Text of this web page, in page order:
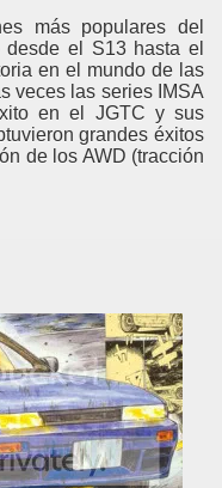
más populares del
desde el S13 hasta el
en el mundo de las
veces las series IMSA
en el JGTC y sus
grandes éxitos
de los AWD (tracción